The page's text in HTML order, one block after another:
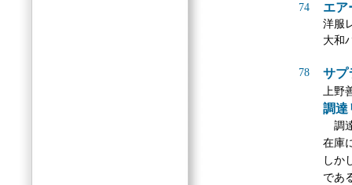
74 エア
洋服
大和
78 サプ
上野
調達
調
在庫
しか
であ